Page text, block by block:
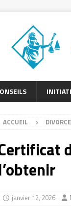
ACCUEIL DIVORCE
janvier 12, 2026